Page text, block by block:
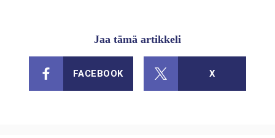
Jaa tämä artikkeli
FACEBOOK X